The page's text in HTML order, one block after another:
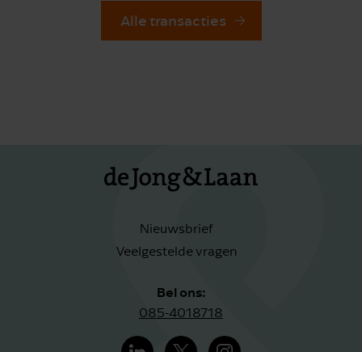
Alle transacties
Nieuwsbrief
Veelgestelde vragen
Bel ons:
085-4018718